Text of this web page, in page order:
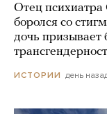
Отец психиатра
боролся со
дочь призывает
ИСТОРИИ день